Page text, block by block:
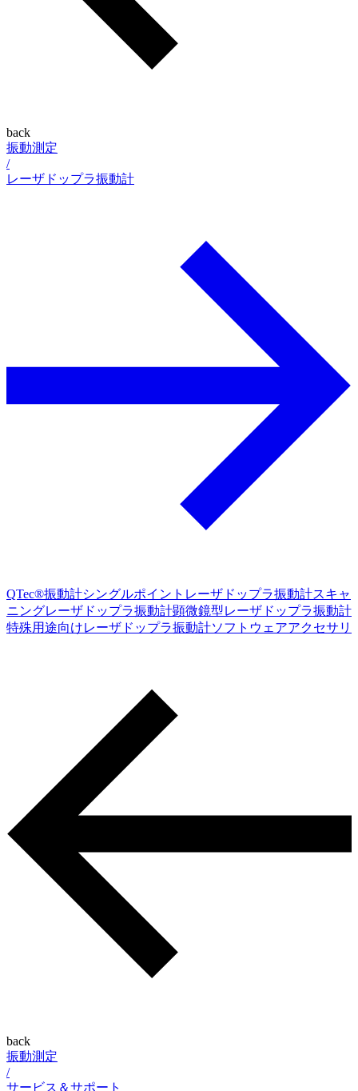
back
振動測定
/
レーザドップラ振動計
QTec®振動計シングルポイントレーザドップラ振動計スキャ
ニングレーザドップラ振動計顕微鏡型レーザドップラ振動計
特殊用途向けレーザドップラ振動計ソフトウェアアクセサリ
back
振動測定
/
サービス＆サポート